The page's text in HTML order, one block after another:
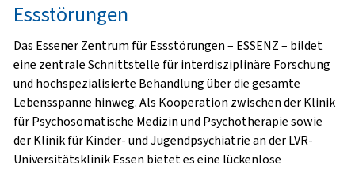
Essstörungen
Das Essener Zentrum für Essstörungen – ESSENZ– bildet
eine zentrale Schnittstelle für interdisziplinäre Forschung
und hochspezialisierte Behandlung über die gesamte
Lebensspanne hinweg. Als Kooperation zwischen der Klinik
fürPsychosomatische Medizin und Psychotherapiesowie
der Klinik fürKinder- und Jugendpsychiatriean der LVR-
Universitätsklinik Essen bietet es eine lückenlose